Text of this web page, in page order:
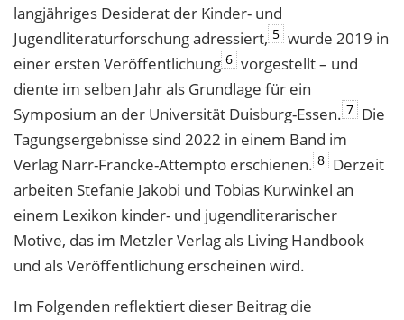
langjähriges Desiderat der Kinder- und
Jugendliteraturforschung adressiert, 5 wurde 2019 in
einer ersten Veröffentlichung 6 vorgestellt – und
diente im selben Jahr als Grundlage für ein
Symposium an der Universität Duisburg-Essen. 7 Die
Tagungsergebnisse sind 2022 in einem Band im
Verlag Narr-Francke-Attempto erschienen. 8 Derzeit
arbeiten Stefanie Jakobi und Tobias Kurwinkel an
einem Lexikon kinder- und jugendliterarischer
Motive, das im Metzler Verlag als Living Handbook
und als Veröffentlichung erscheinen wird.
Im Folgenden reflektiert dieser Beitrag die